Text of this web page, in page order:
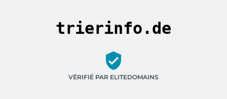
trierinfo.de
verified_user
VÉRIFIÉ PAR ELITEDOMAINS